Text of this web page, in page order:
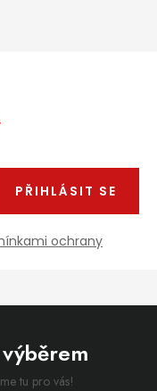
ochrany
PŘIHLÁSIT SE
tu pro vás!